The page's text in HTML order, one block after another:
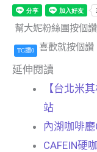
幫大妮粉絲團按個
TG讚0 喜歡就按個讚
延伸閱讀
【台北米
站
內湖咖啡
CAFEIN硬